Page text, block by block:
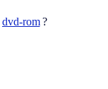
dvd-rom?